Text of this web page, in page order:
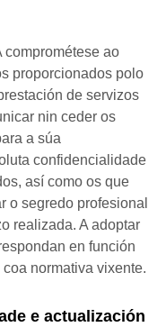
comprométese ao
proporcionados polo
de servizos
nin ceder os
a súa
confidencialidade
así como os que
o segredo profesional
realizada. A adoptar
en función
normativa vixente.
e actualización